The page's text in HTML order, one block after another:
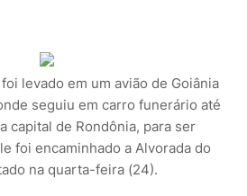
levado em um avião de Goiânia
seguiu em carro funerário até
capital de Rondônia, para ser
foi encaminhado a Alvorada do
na quarta-feira (24).